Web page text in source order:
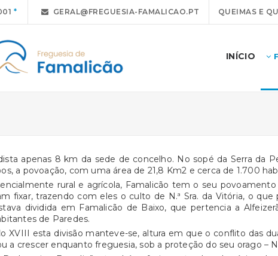
GERAL@FREGUESIA-FAMALICAO.PT QUEIMAS E
INÍCIO
apenas 8 km da sede de concelho. No sopé da Serra da
a povoação, com uma área de 21,8 Km2 e cerca de 1.700
rural e agrícola, Famalicão tem o seu
fixar, trazendo com eles o culto de N.ª Sra. da Vitória, o
dividida em Famalicão de Baixo, que pertencia a
de Paredes.
XVIII esta divisão manteve-se, altura em que o conflito das
a crescer enquanto freguesia, sob a proteção do seu orago –